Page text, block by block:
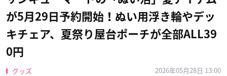
が5月29日予約開始！ぬい用浮き輪やデッ
キチェア、夏祭り屋台ポーチが全部ALL39
0円
グッズ 2026年05月28日 13:00